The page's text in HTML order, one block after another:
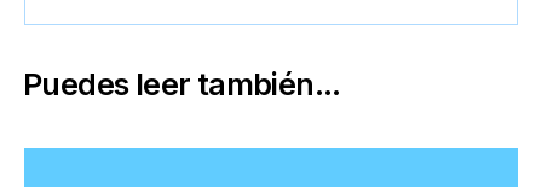
Puedes leer también...